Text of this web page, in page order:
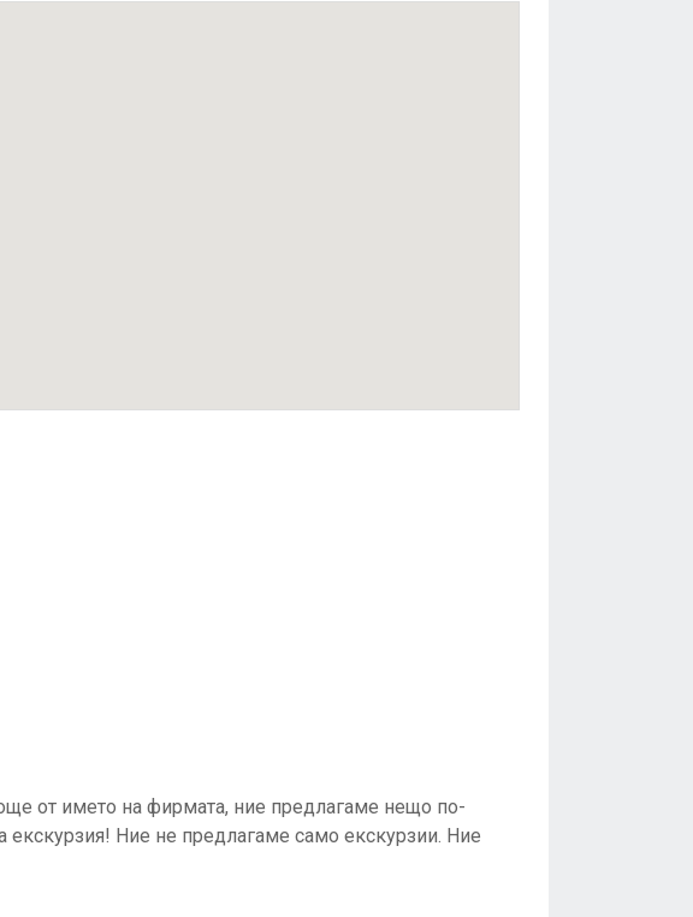
от името на фирмата, ние предлагаме нещо по-
Ние не предлагаме само екскурзии. Ние